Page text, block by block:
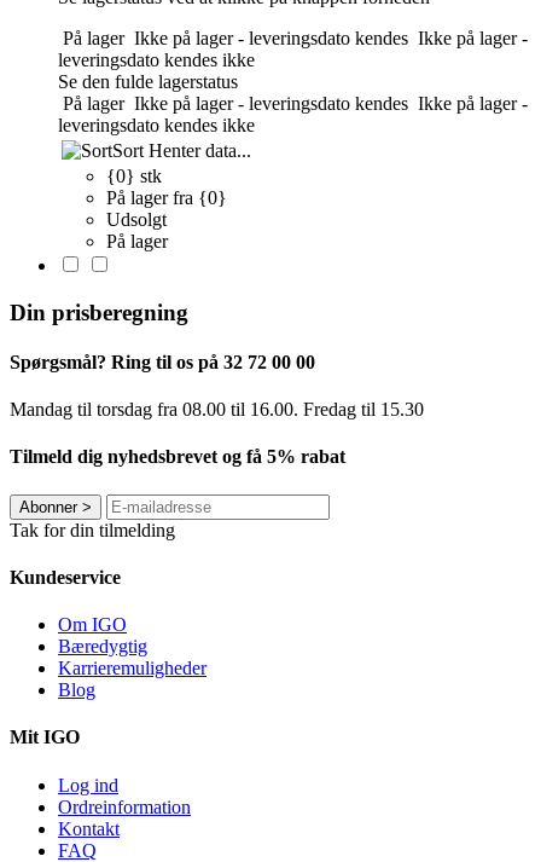
På lager Ikke på lager - leveringsdato kendes Ikke på lager -
leveringsdato kendes ikke
Se den fulde lagerstatus
På lager Ikke på lager - leveringsdato kendes Ikke på lager -
leveringsdato kendes ikke
Sort Henter data...
{0} stk
På lager fra {0}
Udsolgt
På lager
Din prisberegning
Spørgsmål? Ring til os på 32 72 00 00
Mandag til torsdag fra 08.00 til 16.00. Fredag ​​til 15.30
Tilmeld dig nyhedsbrevet og få 5% rabat
Abonner>
Tak for din tilmelding
Kundeservice
Om IGO
Bæredygtig
Karrieremuligheder
Blog
Mit IGO
Log ind
Ordreinformation
Kontakt
FAQ